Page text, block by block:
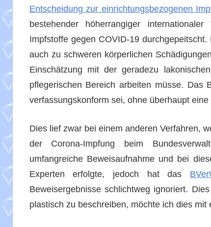
Entscheidung zur einrichtungsbezogenen
bestehender höherrangiger
Impfstoffe gegen COVID-19
auch zu schweren körperlichen
Einschätzung mit der geradezu
pflegerischen Bereich arbeiten müsse. Das
verfassungskonform sei, ohne überhaupt
Dies lief zwar bei einem anderen Verfahren,
der Corona-Impfung beim
umfangreiche Beweisaufnahme und bei
Experten erfolgte, jedoch hat das
Beweisergebnisse schlichtweg ignoriert.
plastisch zu beschreiben, möchte ich dies mit